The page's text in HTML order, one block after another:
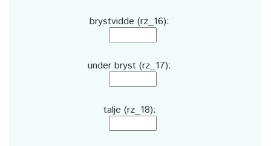
brystvidde (rz_16):
under bryst (rz_17):
talje (rz_18):